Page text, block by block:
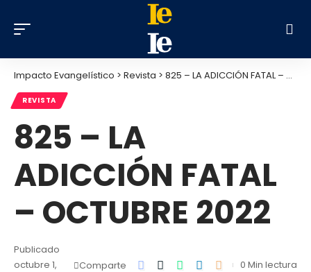
Impacto Evangelístico > Revista > 825 – LA ADICCIÓN FATAL – OCTUBRE 2022
REVISTA
825 – LA
ADICCIÓN FATAL
– OCTUBRE 2022
Publicado
octubre 1,
Comparte 0 Min lectura